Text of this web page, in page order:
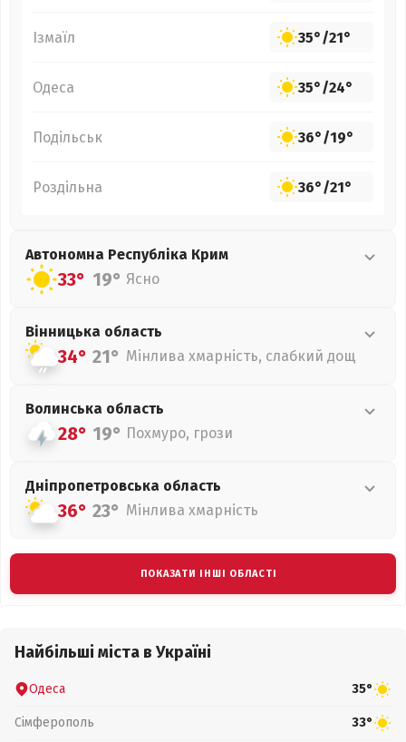
Ізмаїл 35°/21°
Одеса 35°/24°
Подільськ 36°/19°
Роздільна 36°/21°
Автономна Республіка Крим
33° 19° Ясно
Вінницька область
34° 21° Мінлива хмарність, слабкий дощ
Волинська область
28° 19° Похмуро, грози
Дніпропетровська область
36° 23° Мінлива хмарність
ПОКАЗАТИ ІНШІ ОБЛАСТІ
Найбільші міста в Україні
Одеса 35°
Сімферополь 33°